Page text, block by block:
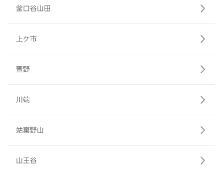
釜口谷山田
上ケ市
萱野
川端
姑棄野山
山王谷